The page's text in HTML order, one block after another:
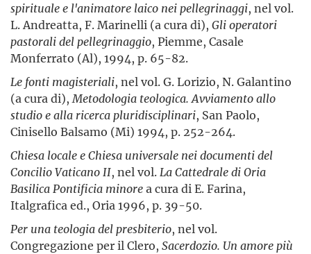
spirituale e l'animatore laico nei pellegrinaggi, nel vol.
L. Andreatta, F. Marinelli (a cura di), Gli operatori
pastorali del pellegrinaggio, Piemme, Casale
Monferrato (Al), 1994, p. 65-82.
Le fonti magisteriali, nel vol. G. Lorizio, N. Galantino
(a cura di), Metodologia teologica. Avviamento allo
studio e alla ricerca pluridisciplinari, San Paolo,
Cinisello Balsamo (Mi) 1994, p. 252-264.
Chiesa locale e Chiesa universale nei documenti del
Concilio Vaticano II, nel vol. La Cattedrale di Oria
Basilica Pontificia minorea cura di E. Farina,
Italgrafica ed., Oria 1996, p. 39-50.
Per una teologia del presbiterio, nel vol.
Congregazione per il Clero, Sacerdozio. Un amore più